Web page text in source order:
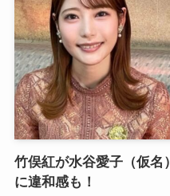
竹俣紅が水谷愛子（仮名
に違和感も！